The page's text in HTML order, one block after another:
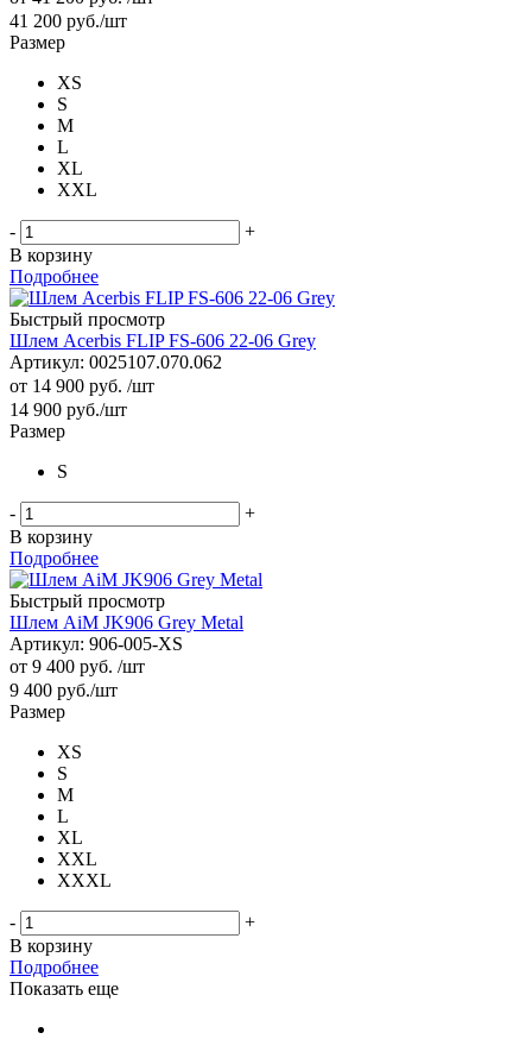
41 200 руб./шт
Размер
XS
S
M
L
XL
XXL
-
+
В корзину
Подробнее
Быстрый просмотр
Шлем Acerbis FLIP FS-606 22-06 Grey
Артикул: 0025107.070.062
от 14 900 руб. /шт
14 900 руб./шт
Размер
S
-
+
В корзину
Подробнее
Быстрый просмотр
Шлем AiM JK906 Grey Metal
Артикул: 906-005-XS
от 9 400 руб. /шт
9 400 руб./шт
Размер
XS
S
M
L
XL
XXL
XXXL
-
+
В корзину
Подробнее
Показать еще